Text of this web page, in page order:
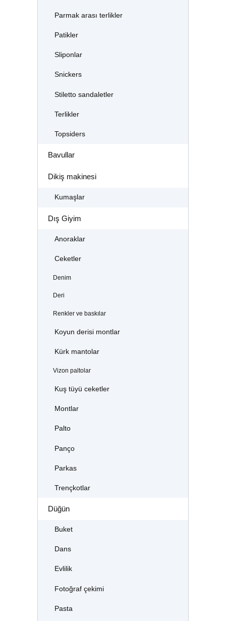
Parmak arası terlikler
Patikler
Sliponlar
Snickers
Stiletto sandaletler
Terlikler
Topsiders
Bavullar
Dikiş makinesi
Kumaşlar
Dış Giyim
Anoraklar
Ceketler
Denim
Deri
Renkler ve baskılar
Koyun derisi montlar
Kürk mantolar
Vizon paltolar
Kuş tüyü ceketler
Montlar
Palto
Panço
Parkas
Trençkotlar
Düğün
Buket
Dans
Evlilik
Fotoğraf çekimi
Pasta